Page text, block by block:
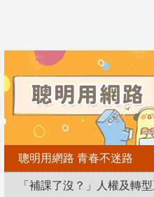
聰明用網路 青春不迷路
「補課了沒？」人權及轉